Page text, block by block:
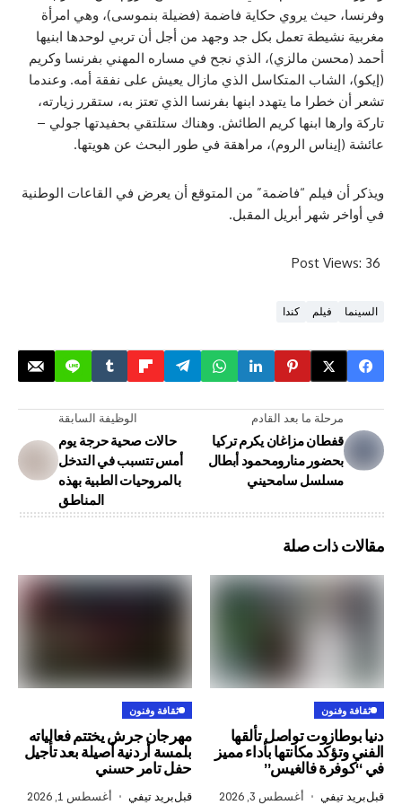
يروي حكاية فاضمة (فضيلة بنموسى)، وهي امرأة
تعمل بكل جد وجهد من أجل أن تربي لوحدها ابنيها
مالزي)، الذي نجح في مساره المهني بفرنسا وكريم
المتكاسل الذي مازال يعيش على نفقة أمه. وعندما
ما يتهدد ابنها بفرنسا الذي تعتز به، ستقرر زيارته،
ابنها كريم الطائش. وهناك ستلتقي بحفيدتها جولي –
الروم)، مراهقة في طور البحث عن هويتها.
“فاضمة” من المتوقع أن يعرض في القاعات الوطنية
أبريل المقبل.
Post
كندا
الوظيفة السابقة
حالات صحية حرجة يوم
أمس تتسبب في التدخل
بالمروحيات الطبية بهذه
ما بعد القادم
مزاغان يكرم تركيا
منارومحمود أبطال
سامحيني
صلة
تواصل تألقها
مكانتها بأداء مميز
فالغيس”
أغسطس 3, 2026
مهرجان جرش يختتم فعالياته
بلمسة أردنية أصيلة بعد تأجيل
حفل تامر حسني
قبلبريد تيفي أغسطس 1, 2026